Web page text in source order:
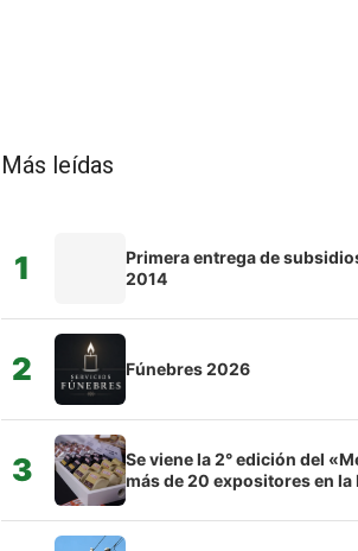
Más leídas
1
Primera entrega de
2014
2 Fúnebres 2026
3
Se viene la 2° edición del
más de 20 expositores en la